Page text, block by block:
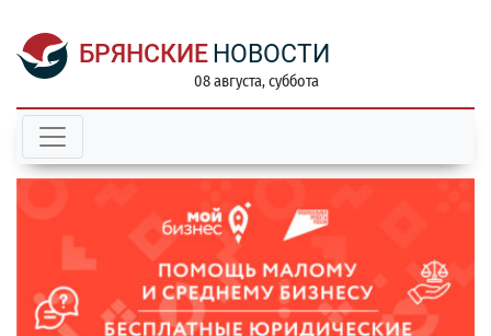
БРЯНСКИЕ НОВОСТИ
08 августа, суббота